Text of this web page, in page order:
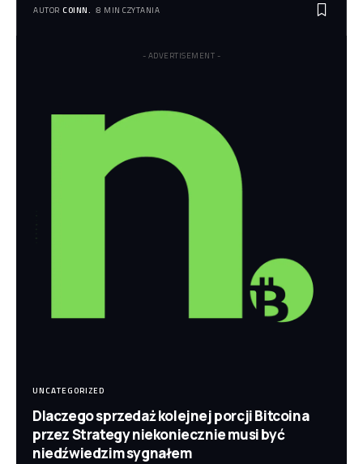
AUTOR COINN. 8 MIN CZYTANIA
- ADVERTISEMENT -
UNCATEGORIZED
Dlaczego sprzedaż kolejnej porcji Bitcoina
przez Strategy niekoniecznie musi być
niedźwiedzim sygnałem